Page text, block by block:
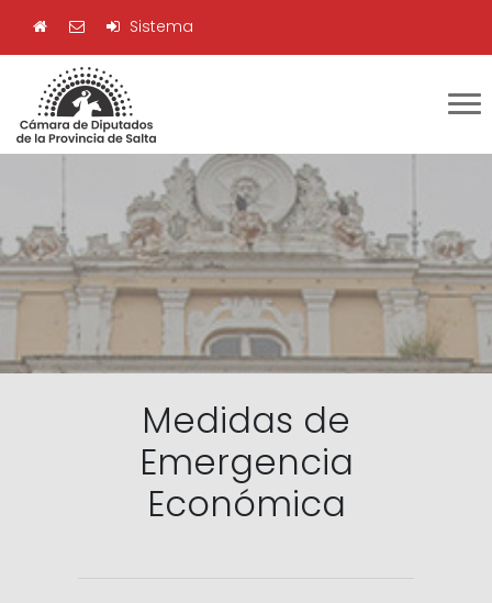
Sistema
Medidas de
Emergencia
Económica